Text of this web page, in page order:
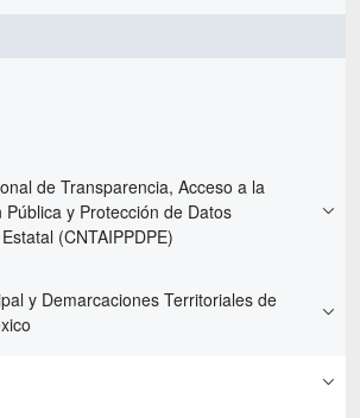
de Transparencia, Acceso a la
Pública y Protección de Datos
(CNTAIPPDPE)
y Demarcaciones Territoriales de